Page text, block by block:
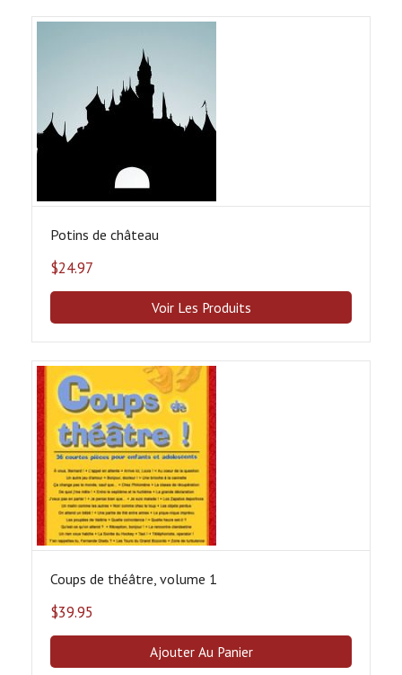
Potins de château
$24.97
Voir Les Produits
Coups de théâtre, volume 1
$39.95
Ajouter Au Panier